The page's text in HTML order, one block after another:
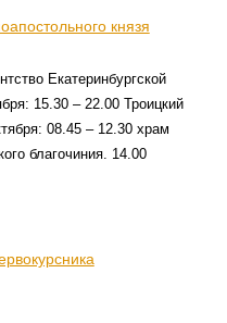
князя
Екатеринбургской
15.30 – 22.00 Троицкий
08.45 – 12.30 храм
благочиния. 14.00